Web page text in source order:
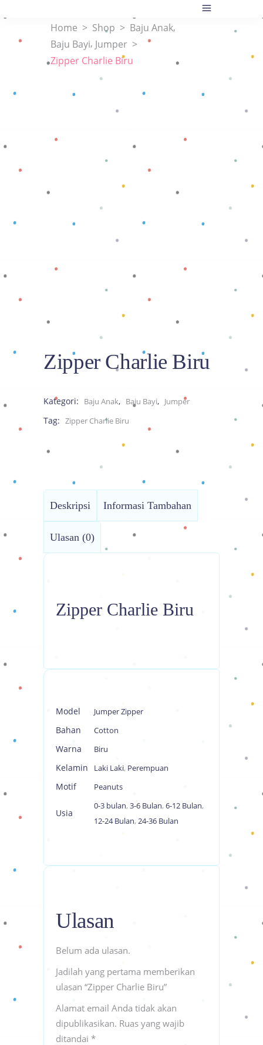
Home > Shop > Baju Anak,
Baju Bayi, Jumper >
Zipper Charlie Biru
Zipper Charlie Biru
Kategori: Baju Anak, Baju Bayi, Jumper
Tag: Zipper Charlie Biru
Deskripsi Informasi Tambahan
Ulasan (0)
Zipper Charlie Biru
Model Jumper Zipper
Bahan Cotton
Warna Biru
Kelamin Laki Laki, Perempuan
Motif Peanuts
Usia
0-3 bulan, 3-6 Bulan, 6-12 Bulan,
12-24 Bulan, 24-36 Bulan
Ulasan
Belum ada ulasan.
Jadilah yang pertama memberikan
ulasan “Zipper Charlie Biru”
Alamat email Anda tidak akan
dipublikasikan. Ruas yang wajib
ditandai *